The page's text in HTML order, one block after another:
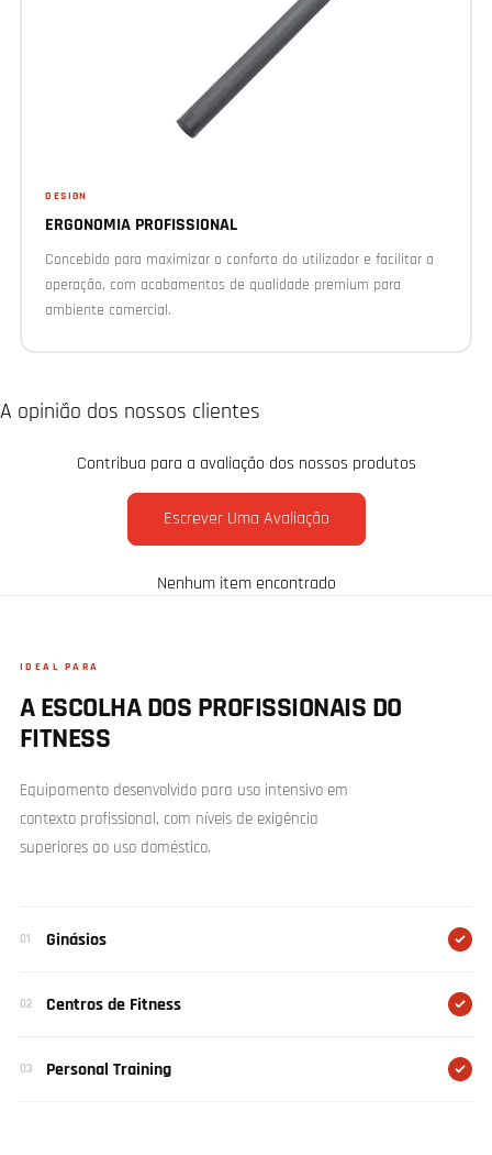
DESIGN
ERGONOMIA PROFISSIONAL
Concebido para maximizar o conforto do utilizador e facilitar a
operação, com acabamentos de qualidade premium para
ambiente comercial.
A opinião dos nossos clientes
Contribua para a avaliação dos nossos produtos
Escrever Uma Avaliação
Nenhum item encontrado
IDEAL PARA
A ESCOLHA DOS PROFISSIONAIS DO
FITNESS
Equipamento desenvolvido para uso intensivo em
contexto profissional, com níveis de exigência
superiores ao uso doméstico.
01 Ginásios
02 Centros de Fitness
03 Personal Training